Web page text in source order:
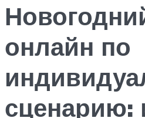
онлайн по
сценарию: